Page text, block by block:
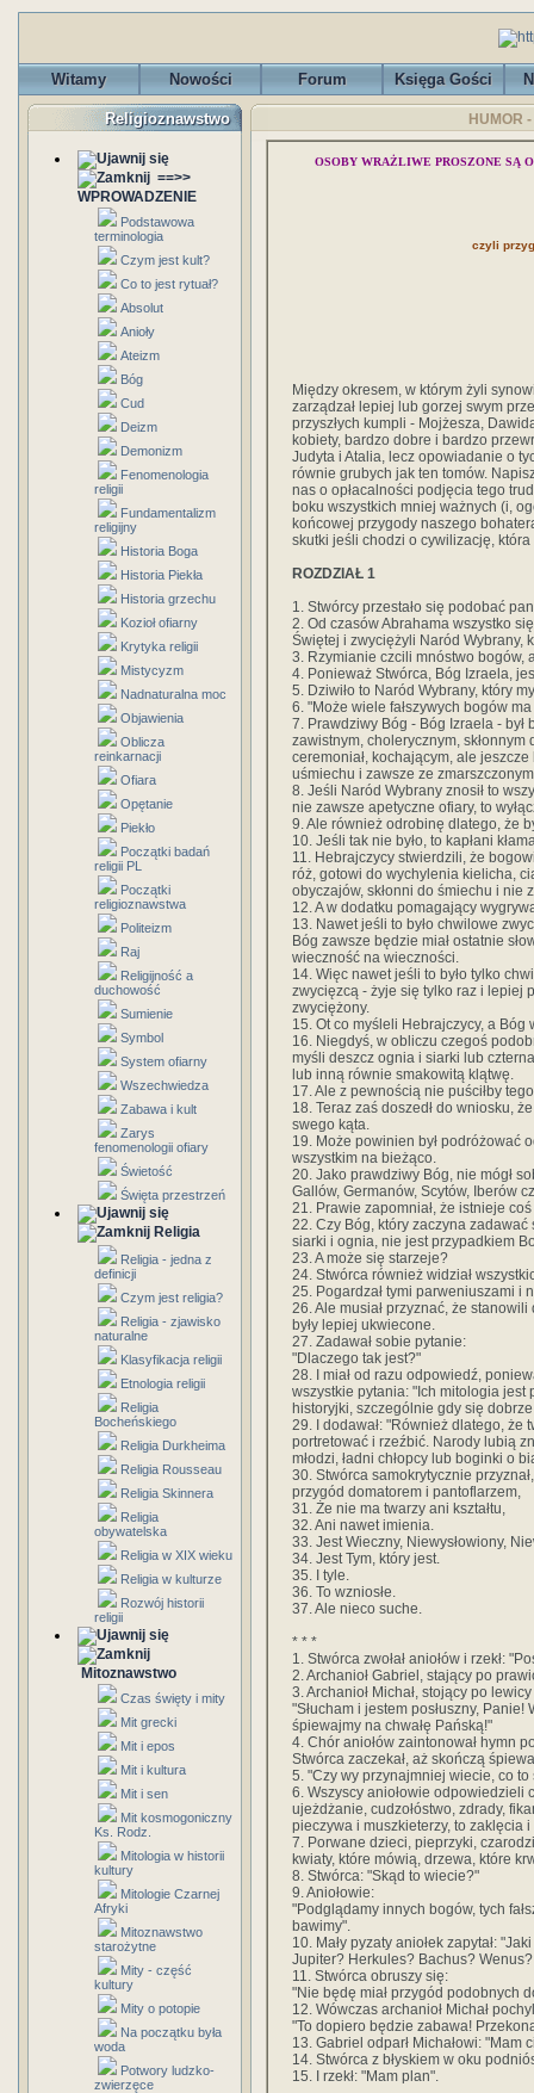
Witamy Nowości Forum Księga Gości
Religioznawstwo
==>>
WPROWADZENIE
Podstawowa
terminologia
Czym jest kult?
Co to jest rytuał?
Absolut
Anioły
Ateizm
Bóg
Cud
Deizm
Demonizm
Fenomenologia
religii
Fundamentalizm
religijny
Historia Boga
Historia Piekła
Historia grzechu
Kozioł ofiarny
Krytyka religii
Mistycyzm
Nadnaturalna moc
Objawienia
Oblicza
reinkarnacji
Ofiara
Opętanie
Piekło
Początki badań
religii PL
Początki
religioznawstwa
Politeizm
Raj
Religijność a
duchowość
Sumienie
Symbol
System ofiarny
Wszechwiedza
Zabawa i kult
Zarys
fenomenologii ofiary
Świetość
Święta przestrzeń
Religia
Religia - jedna z
definicji
Czym jest religia?
Religia - zjawisko
naturalne
Klasyfikacja religii
Etnologia religii
Religia
Bocheńskiego
Religia Durkheima
Religia Rousseau
Religia Skinnera
Religia
obywatelska
Religia w XIX wieku
Religia w kulturze
Rozwój historii
religii
Mitoznawstwo
Czas święty i mity
Mit grecki
Mit i epos
Mit i kultura
Mit i sen
Mit kosmogoniczny
Ks. Rodz.
Mitologia w historii
kultury
Mitologie Czarnej
Afryki
Mitoznawstwo
starożytne
Mity - część
kultury
Mity o potopie
Na początku była
woda
Potwory ludzko-
zwierzęce
HUMOR
OSOBY WRAŻLIWE PROSZONE SĄ
czyli
Między okresem, w którym żyli
zarządzał lepiej lub gorzej swym
przyszłych kumpli - Mojżesza,
kobiety, bardzo dobre i bardzo
Judyta i Atalia, lecz opowiadanie o
równie grubych jak ten tomów.
nas o opłacalności podjęcia tego
boku wszystkich mniej ważnych (i,
końcowej przygody naszego
skutki jeśli chodzi o cywilizację,
ROZDZIAŁ 1
1. Stwórcy przestało się podobać
2. Od czasów Abrahama wszystko
Świętej i zwyciężyli Naród Wybrany,
3. Rzymianie czcili mnóstwo bogów,
4. Ponieważ Stwórca, Bóg Izraela,
5. Dziwiło to Naród Wybrany, który
6. "Może wiele fałszywych bogów
7. Prawdziwy Bóg - Bóg Izraela -
zawistnym, cholerycznym,
ceremoniał, kochającym, ale
uśmiechu i zawsze ze
8. Jeśli Naród Wybrany znosił to
nie zawsze apetyczne ofiary, to
9. Ale również odrobinę dlatego, że
10. Jeśli tak nie było, to kapłani
11. Hebrajczycy stwierdzili, że
róż, gotowi do wychylenia kielicha,
obyczajów, skłonni do śmiechu i nie
12. A w dodatku pomagający
13. Nawet jeśli to było chwilowe
Bóg zawsze będzie miał ostatnie
wieczność na wieczności.
14. Więc nawet jeśli to było tylko
zwycięzcą - żyje się tylko raz i lepiej
zwyciężony.
15. Ot co myśleli Hebrajczycy, a Bóg
16. Niegdyś, w obliczu czegoś
myśli deszcz ognia i siarki lub
lub inną równie smakowitą klątwę.
17. Ale z pewnością nie puściłby
18. Teraz zaś doszedł do wniosku,
swego kąta.
19. Może powinien był podróżować
wszystkim na bieżąco.
20. Jako prawdziwy Bóg, nie mógł
Gallów, Germanów, Scytów, Iberów
21. Prawie zapomniał, że istnieje
22. Czy Bóg, który zaczyna
siarki i ognia, nie jest przypadkiem
23. A może się starzeje?
24. Stwórca również widział
25. Pogardzał tymi parweniuszami i
26. Ale musiał przyznać, że
były lepiej ukwiecone.
27. Zadawał sobie pytanie:
"Dlaczego tak jest?"
28. I miał od razu odpowiedź,
wszystkie pytania: "Ich mitologia
historyjki, szczególnie gdy się
29. I dodawał: "Również dlatego, że
portretować i rzeźbić. Narody lubią
młodzi, ładni chłopcy lub boginki o
30. Stwórca samokrytycznie
przygód domatorem i pantoflarzem,
31. Że nie ma twarzy ani kształtu,
32. Ani nawet imienia.
33. Jest Wieczny, Niewysłowiony,
34. Jest Tym, który jest.
35. I tyle.
36. To wzniosłe.
37. Ale nieco suche.
* * *
1. Stwórca zwołał aniołów i rzekł:
2. Archanioł Gabriel, stający po
3. Archanioł Michał, stojący po
"Słucham i jestem posłuszny,
śpiewajmy na chwałę Pańską!"
4. Chór aniołów zaintonował hymn
Stwórca zaczekał, aż skończą
5. "Czy wy przynajmniej wiecie, co to
6. Wszyscy aniołowie odpowiedzieli
ujeżdżanie, cudzołóstwo, zdrady,
pieczywa i muszkieterzy, to zaklęcia i
7. Porwane dzieci, pieprzyki,
kwiaty, które mówią, drzewa, które
8. Stwórca: "Skąd to wiecie?"
9. Aniołowie:
"Podglądamy innych bogów, tych
bawimy".
10. Mały pyzaty aniołek zapytał:
Jupiter? Herkules? Bachus?
11. Stwórca obruszy się:
"Nie będę miał przygód podobnych
12. Wówczas archanioł Michał
"To dopiero będzie zabawa!
13. Gabriel odparł Michałowi: "Mam
14. Stwórca z błyskiem w oku
15. I rzekł: "Mam plan".